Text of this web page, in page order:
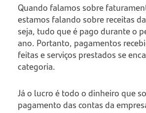
Quando falamos sobre
estamos falando sobre receitas
seja, tudo que é pago durante o
ano. Portanto, pagamentos
feitas e serviços prestados se
categoria.
Já o lucro é todo o dinheiro que
pagamento das contas da